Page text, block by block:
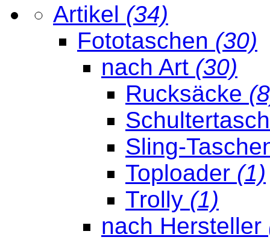
Artikel (34)
Fototaschen (30)
nach Art (30)
Rucksäcke
Sling-
Toploader (1)
Trolly (1)
nach Hersteller